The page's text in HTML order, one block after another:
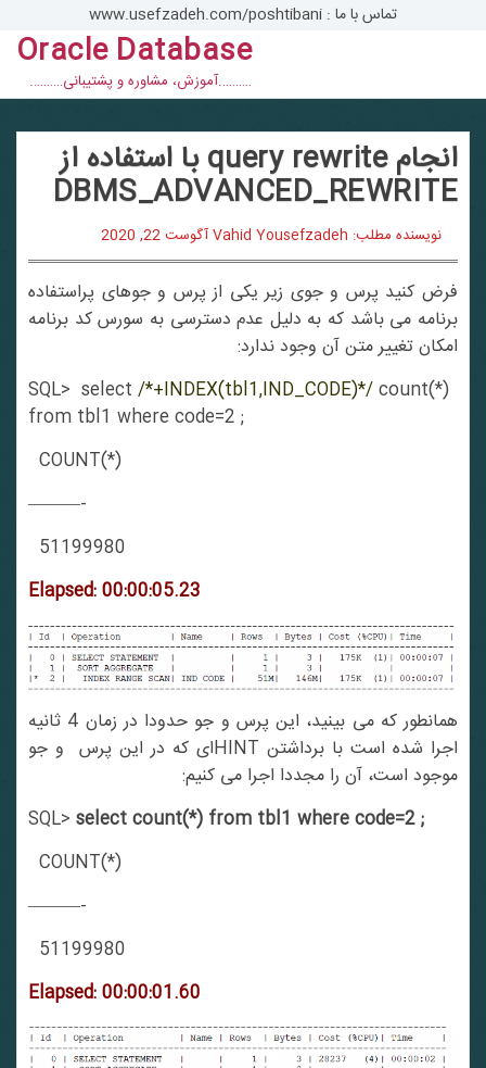
تماس با ما : www.usefzadeh.com/poshtibani
Oracle Database
……….آموزش، مشاوره و پشتیبانی……….
انجام query rewrite با استفاده از
DBMS_ADVANCED_REWRITE
نویسنده مطلب: Vahid Yousefzadeh آگوست 22, 2020
فرض کنید پرس و جوی زیر یکی از پرس و جوهای پراستفاده
برنامه می باشد که به دلیل عدم دسترسی به سورس کد برنامه
امکان تغییر متن آن وجود ندارد:
SQL> select/*+INDEX(tbl1,IND_CODE)*/count(*)
from tbl1 where code=2 ;
COUNT(*)
———-
51199980
Elapsed: 00:00:05.23
همانطور که می بینید، این پرس و جو حدودا در زمان 4 ثانیه
اجرا شده است با برداشتن HINTای که در این پرس و جو
موجود است، آن را مجددا اجرا می کنیم:
SQL>select count(*) from tbl1 where code=2 ;
COUNT(*)
———-
51199980
Elapsed: 00:00:01.60